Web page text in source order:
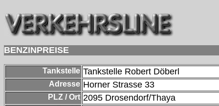
BENZINPREISE
Tankstelle Tankstelle Robert Döberl
Adresse Horner Strasse 33
PLZ / Ort 2095 Drosendorf/Thaya